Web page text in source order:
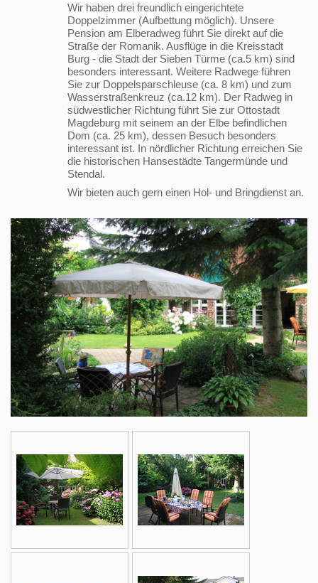
Wir haben drei freundlich eingerichtete
Doppelzimmer (Aufbettung möglich). Unsere
Pension am Elberadweg führt Sie direkt auf die
Straße der Romanik. Ausflüge in die Kreisstadt
Burg - die Stadt der Sieben Türme (ca.5 km) sind
besonders interessant. Weitere Radwege führen
Sie zur Doppelsparschleuse (ca. 8 km) und zum
Wasserstraßenkreuz (ca.12 km). Der Radweg in
südwestlicher Richtung führt Sie zur Ottostadt
Magdeburg mit seinem an der Elbe befindlichen
Dom (ca. 25 km), dessen Besuch besonders
interessant ist. In nördlicher Richtung erreichen Sie
die historischen Hansestädte Tangermünde und
Stendal.
Wir bieten auch gern einen Hol- und Bringdienst an.